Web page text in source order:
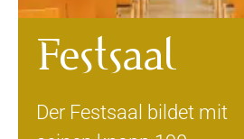
Festsaal
Der Festsaal bildet mit